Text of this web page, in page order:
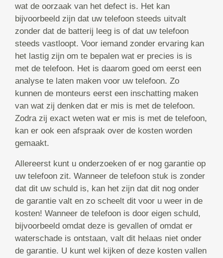
wat de oorzaak van het defect is. Het kan
bijvoorbeeld zijn dat uw telefoon steeds uitvalt
zonder dat de batterij leeg is of dat uw telefoon
steeds vastloopt. Voor iemand zonder ervaring kan
het lastig zijn om te bepalen wat er precies is is
met de telefoon. Het is daarom goed om eerst een
analyse te laten maken voor uw telefoon. Zo
kunnen de monteurs eerst een inschatting maken
van wat zij denken dat er mis is met de telefoon.
Zodra zij exact weten wat er mis is met de telefoon,
kan er ook een afspraak over de kosten worden
gemaakt.
Allereerst kunt u onderzoeken of er nog garantie op
uw telefoon zit. Wanneer de telefoon stuk is zonder
dat dit uw schuld is, kan het zijn dat dit nog onder
de garantie valt en zo scheelt dit voor u weer in de
kosten! Wanneer de telefoon is door eigen schuld,
bijvoorbeeld omdat deze is gevallen of omdat er
waterschade is ontstaan, valt dit helaas niet onder
de garantie. U kunt wel kijken of deze kosten vallen